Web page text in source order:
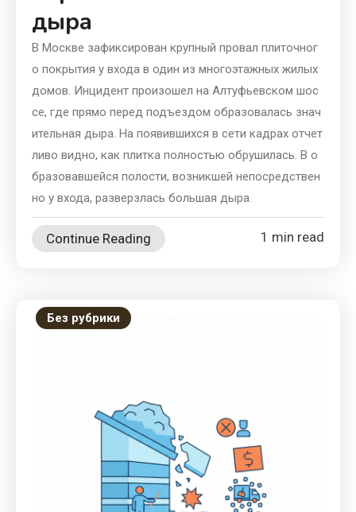
дыра
В Москве зафиксирован крупный провал плиточног
о покрытия у входа в один из многоэтажных жилых
домов. Инцидент произошел на Алтуфьевском шос
се, где прямо перед подъездом образовалась знач
ительная дыра. На появившихся в сети кадрах отчет
ливо видно, как плитка полностью обрушилась. В о
бразовавшейся полости, возникшей непосредствен
но у входа, разверзлась большая дыра.
Continue Reading 1 min read
Без рубрики